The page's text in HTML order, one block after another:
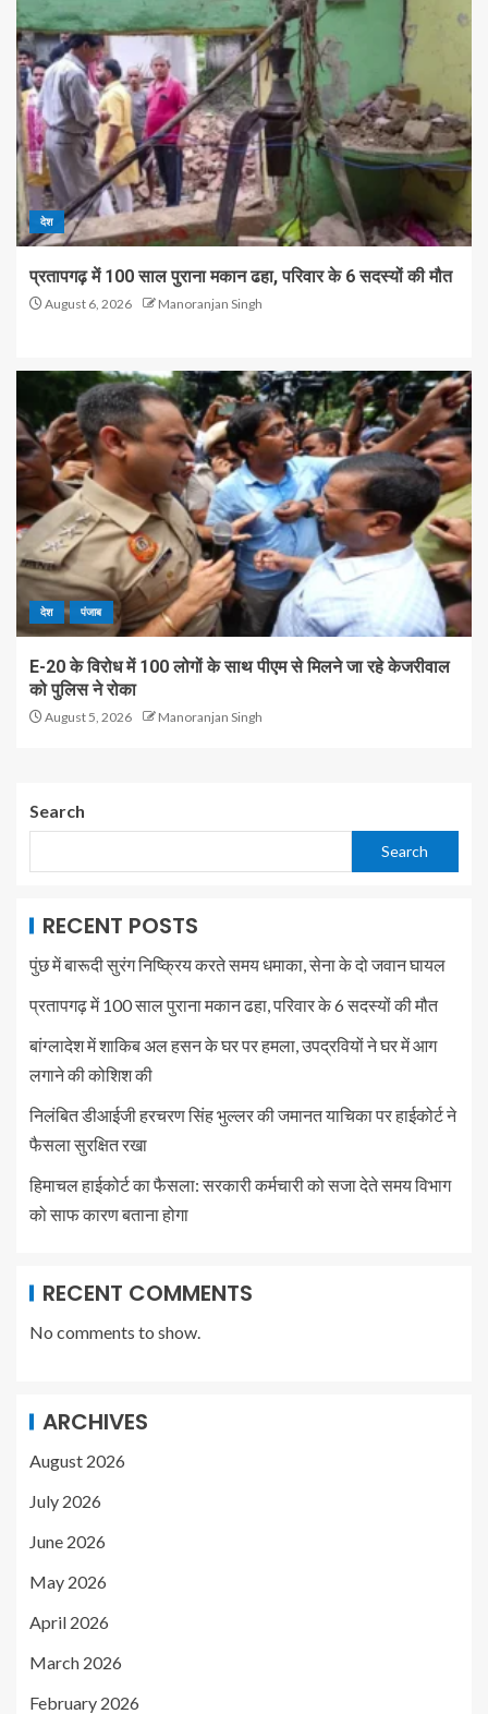
देश
प्रतापगढ़ में 100 साल पुराना मकान ढहा, परिवार के 6 सदस्यों की मौत
August 6, 2026 Manoranjan Singh
देश पंजाब
E-20 के विरोध में 100 लोगों के साथ पीएम से मिलने जा रहे केजरीवाल
को पुलिस ने रोका
August 5, 2026 Manoranjan Singh
Search
Search
RECENT POSTS
पुंछ में बारूदी सुरंग निष्क्रिय करते समय धमाका, सेना के दो जवान घायल
प्रतापगढ़ में 100 साल पुराना मकान ढहा, परिवार के 6 सदस्यों की मौत
बांग्लादेश में शाकिब अल हसन के घर पर हमला, उपद्रवियों ने घर में आग
लगाने की कोशिश की
निलंबित डीआईजी हरचरण सिंह भुल्लर की जमानत याचिका पर हाईकोर्ट ने
फैसला सुरक्षित रखा
हिमाचल हाईकोर्ट का फैसला: सरकारी कर्मचारी को सजा देते समय विभाग
को साफ कारण बताना होगा
RECENT COMMENTS
No comments to show.
ARCHIVES
August 2026
July 2026
June 2026
May 2026
April 2026
March 2026
February 2026